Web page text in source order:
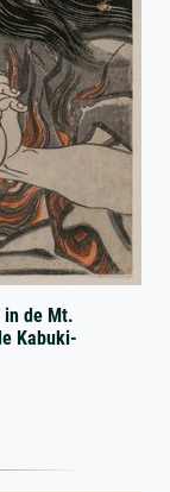
in de Mt.
Kabuki-